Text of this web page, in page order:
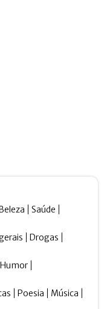
Beleza Saúde
Drogas
Humor
Poesia Música